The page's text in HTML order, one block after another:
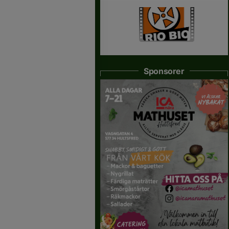
Sponsorer